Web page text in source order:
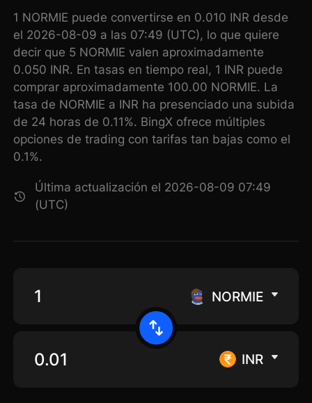
1 NORMIE puede convertirse en 0.010 INR desde
el 2026-08-09 a las 07:49 (UTC), lo que quiere
decir que 5 NORMIE valen aproximadamente
0.050 INR. En tasas en tiempo real, 1 INR puede
comprar aproximadamente 100.00 NORMIE. La
tasa de NORMIE a INR ha presenciado una subida
de 24 horas de 0.11%. BingX ofrece múltiples
opciones de trading con tarifas tan bajas como el
0.1%.
Última actualización el 2026-08-09 07:49
(UTC)
NORMIE
INR